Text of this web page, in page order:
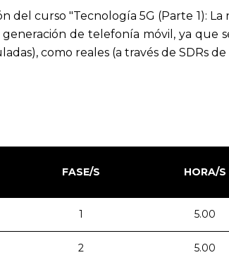
del curso "Tecnología 5G (Parte 1): La
de telefonía móvil, ya que
como reales (a través de SDRs
FASE/S HORA/S
1 5.00
2 5.00